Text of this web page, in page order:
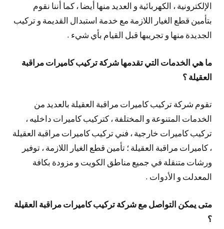
الإلكترونية ، الكهربائية و العديد منها أيضا ، كما أننا نقوم
بتأمين قطع الغيار اللازمة مع خدمة استبدال القديمة و تركيب
الجديدة منها و تجريبها قبل القيام بأي شيء .
ما هي الخدمات التي تقدمها شركة تركيب كاميرات مراقبة
العقيلة ؟
تقوم شركة تركيب كاميرات مراقبة العقيلة بالعديد من
الخدمات المتنوعة و المختلفة ، كتركيب كاميرات داخليه ،
تركيب كاميرات خارجية ، فني تركيب كاميرات مراقبة العقيلة
، كاميرات مراقبة العقيلة ؛ تأمين قطع الغيار اللازمة ، توفير
ورشات متنقلة في جميع مناطق الكويت و مزودة بكافة
المعدلت و الأدوات .
متى يمكن التواصل مع شركة تركيب كاميرات مراقبة العقيلة
؟